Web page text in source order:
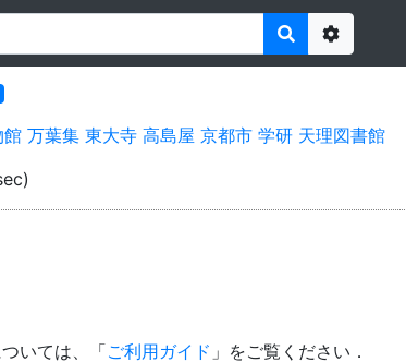
Options
館 万葉集 東大寺 高島屋 京都市 学研 天理図書館
いては、「ご利用ガイド 」をご覧ください．